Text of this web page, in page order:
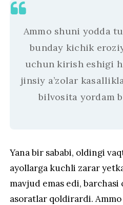
Ammo shuni yodda
bunday kichik
uchun kirish eshigi
jinsiy a’zolar
bilvosita yordam
Yana bir sababi, oldingi
ayollarga kuchli zarar
mavjud emas edi, barchasi
asoratlar qoldirardi.